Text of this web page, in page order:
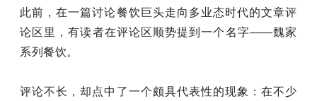
此前，在一篇讨论餐饮巨头走向多业态时代的文章评
论区里，有读者在评论区顺势提到一个名字——魏家
系列餐饮。
评论不长，却点中了一个颇具代表性的现象：在不少